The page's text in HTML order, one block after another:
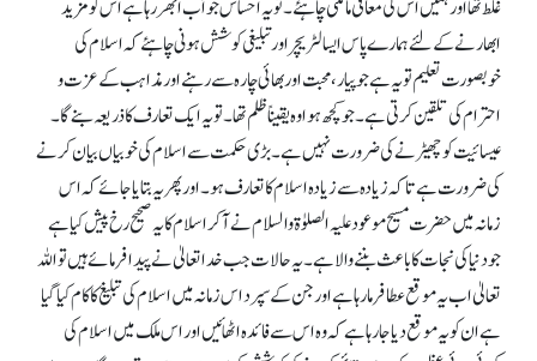
غلط تھا اور ہمیں اس کی معافی مانگنی چاہئے۔ تو یہ احساس جو اَب ابھر رہا ہے اس کو مزید
ابھارنے کے لئے ہمارے پاس ایسا لٹریچر اور تبلیغی کوشش ہونی چاہئے کہ اسلام کی
خوبصورت تعلیم تو یہ ہے جو پیار، محبت اور بھائی چارہ سے رہنے اور مذاہب کے عزت و
احترام کی تلقین کرتی ہے۔ جو کچھ ہوا وہ یقیناً ظلم تھا۔ تو یہ ایک تعارف کا ذریعہ بنے گا۔
عیسائیت کو چھیڑنے کی ضرورت نہیں ہے۔ بڑی حکمت سے اسلام کی خوبیاں بیان کرنے
کی ضرورت ہے تا کہ زیادہ سے زیادہ اسلام کا تعارف ہو۔ اور پھر یہ بتایا جائے کہ اس
زمانہ میں حضرت مسیح موعود علیہ الصلوٰۃ والسلام نے آکر اسلام کا یہ صحیح رخ پیش کیا ہے
جو دنیا کی نجات کا باعث بننے والا ہے۔ یہ حالات جب خدا تعالیٰ نے پیدا فرمائے ہیں تو اللہ
تعالیٰ اب یہ موقع عطا فرما رہا ہے اور جن کے سپرد اس زمانہ میں اسلام کی تبلیغ کا کام کیا گیا
ہے ان کو یہ موقع دیا جا رہا ہے کہ وہ اس سے فائدہ اٹھائیں اور اس ملک میں اسلام کی